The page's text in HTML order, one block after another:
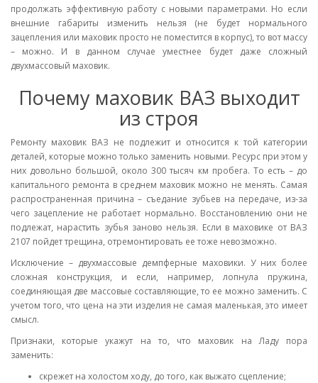
продолжать эффективную работу с новыми параметрами. Но если
внешние габариты изменить нельзя (не будет нормального
зацепления или маховик просто не поместится в корпус), то вот массу
– можно. И в данном случае уместнее будет даже сложный
двухмассовый маховик.
Почему маховик ВАЗ выходит
из строя
Ремонту маховик ВАЗ не подлежит и относится к той категории
деталей, которые можно только заменить новыми. Ресурс при этом у
них довольно большой, около 300 тысяч км пробега. То есть – до
капитального ремонта в среднем маховик можно не менять. Самая
распространенная причина – съедание зубьев на передаче, из-за
чего зацепление не работает нормально. Восстановлению они не
подлежат, нарастить зубья заново нельзя. Если в маховике от ВАЗ
2107 пойдет трещина, отремонтировать ее тоже невозможно.
Исключение – двухмассовые демпферные маховики. У них более
сложная конструкция, и если, например, лопнула пружина,
соединяющая две массовые составляющие, то ее можно заменить. С
учетом того, что цена на эти изделия не самая маленькая, это имеет
смысл.
Признаки, которые укажут на то, что маховик на Ладу пора
заменить:
скрежет на холостом ходу, до того, как выжато сцепление;